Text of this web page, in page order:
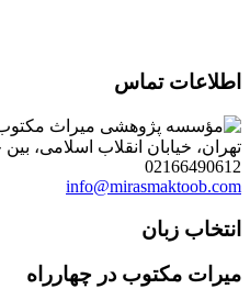
اطلاعات تماس
تهران، خیابان انقلاب اسلامی، بین خیابان ابوریحان و خیابان دانشگاه، شمارۀ
02166490612
info@mirasmaktoob.com
انتخاب زبان
میرات مکتوب در چهارراه